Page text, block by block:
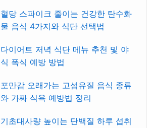
혈당 스파이크 줄이는 건강한 탄수화
물 음식 4가지와 식단 선택법
다이어트 저녁 식단 메뉴 추천 및 야
식 폭식 예방 방법
포만감 오래가는 고섬유질 음식 종류
와 가짜 식욕 예방법 정리
기초대사량 높이는 단백질 하루 섭취